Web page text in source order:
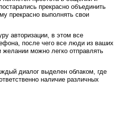
прекрасно объединить
прекрасно выполнять свои
авторизации, в этом все
после чего все люди из ваших
можно легко отправлять
диалог выделен облаком, где
наличие различных